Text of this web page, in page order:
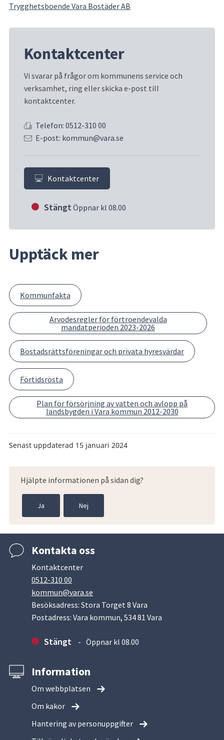
Trygghetsboende Vara Bostäder AB
Kontaktcenter
Vi svarar på frågor om kommunens service och
verksamhet, ring eller skicka e-post till
kontaktcenter.
Telefon: 0512-310 00
E-post: kommun@vara.se
Kontaktcenter
Stängt Öppnar kl 08.00
Upptäck mer
Kommunfakta
Arvodesregler för förtroendevalda
mandatperioden 2023-2026
Bostadsrättsföreningar och privata hyresvärdar
Förtidsrösta
Plan för försörjning av vatten och avlopp på
landsbygden i Vara kommun 2012-2030
Senast uppdaterad 15 januari 2024
Hjälpte informationen på sidan dig?
Ja Nej
Kontakta oss
Kontaktcenter
0512-310 00
kommun@vara.se
Besöksadress: Stora Torget 8 Vara
Postadress: Vara kommun, 534 81 Vara
Stängt Öppnar kl 08.00
Information
Om webbplatsen
Om kakor
Hantering av personuppgifter